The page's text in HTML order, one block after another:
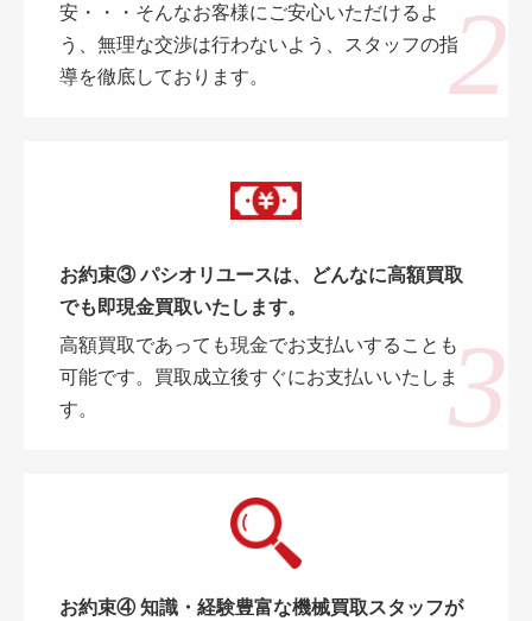
安・・・そんなお客様にご安心いただけるよ
う、無理な交渉は行わないよう、スタッフの指
導を徹底しております。
お約束③ パシオリユースは、どんなに高額買取
でも即現金買取いたします。
高額買取であっても現金でお支払いすることも
可能です。買取成立後すぐにお支払いいたしま
す。
お約束④ 知識・経験豊富な機械買取スタッフが